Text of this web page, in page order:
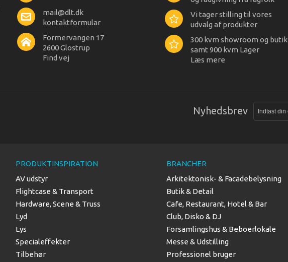
mail@dlt.dk
kontaktformular
Formervangen 17
2600 Glostrup
Find vej
Vi tager stilling til vores
udvalg af produkter
300 kvm showroom og butik
samt 900 kvm Lager
Læs mere
Nyhedsbrev
PRODUKTINSPIRATION
AV udstyr
Flightcase & Transport
Hardware, Scene & Truss
Lyd
Lys
Specialeffekter
Tilbehør
BRANCHER
Arkitektonisk- & Facadebelysning
Butik & Detail
Cafe, Restaurant, Hotel & Bar
Club, Disko & DJ
Forsamlingshus & Beboerlokale
Messe & Udstilling
Professionel bruger